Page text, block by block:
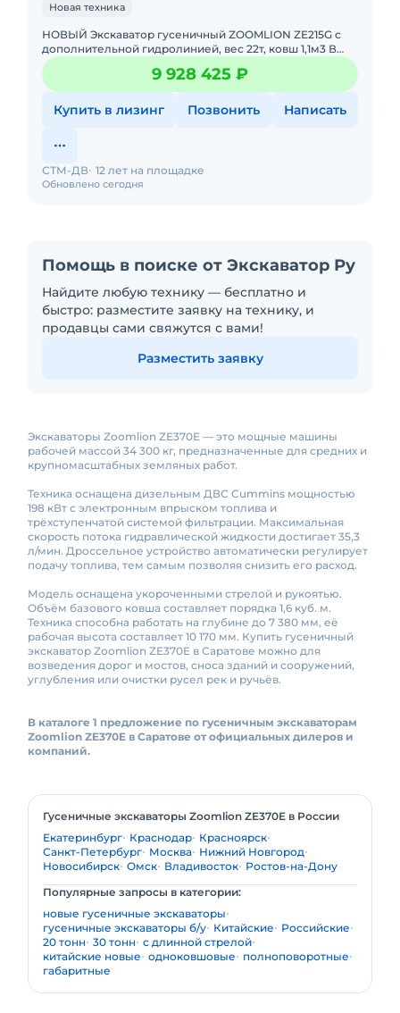
Новая техника
НОВЫЙ Экскаватор гусеничный ZOOMLION ZE215G с
дополнительной гидролинией, вес 22т, ковш 1,1м3 В
НАЛИЧИИ г. Благовещенск.Стоимость АКТУАЛЬНАЯ
Характеристики:&bu9 928 425 ₽
Купить в лизинг Позвонить Написать
Обновлено сегодня
СТМ-ДВ 12 лет на площадке
Помощь в поиске от Экскаватор Ру
Найдите любую технику — бесплатно и
быстро: разместите заявку на технику, и
продавцы сами свяжутся с вами!
Разместить заявку
Экскаваторы Zoomlion ZE370E — это мощные машины
рабочей массой 34 300 кг, предназначенные для средних и
крупномасштабных земляных работ.
Техника оснащена дизельным ДВС Cummins мощностью
198 кВт с электронным впрыском топлива и
трёхступенчатой системой фильтрации. Максимальная
скорость потока гидравлической жидкости достигает 35,3
л/мин. Дроссельное устройство автоматически регулирует
подачу топлива, тем самым позволяя снизить его расход.
Модель оснащена укороченными стрелой и рукоятью.
Объём базового ковша составляет порядка 1,6 куб. м.
Техника способна работать на глубине до 7 380 мм, её
рабочая высота составляет 10 170 мм. Купить гусеничный
экскаватор Zoomlion ZE370E в Саратове можно для
возведения дорог и мостов, сноса зданий и сооружений,
углубления или очистки русел рек и ручьёв.
В каталоге 1 предложение по гусеничным экскаваторам
Zoomlion ZE370E в Саратове от официальных дилеров и
компаний.
Гусеничные экскаваторы Zoomlion ZE370E в России
Екатеринбург Краснодар Красноярск
Санкт-Петербург Москва Нижний Новгород
Новосибирск Омск Владивосток Ростов-на-Дону
Популярные запросы в категории:
новые гусеничные экскаваторы
гусеничные экскаваторы б/у Китайские
Российские
20 тонн 30 тонн с длинной стрелой
китайские новые одноковшовые
полноповоротные
габаритные